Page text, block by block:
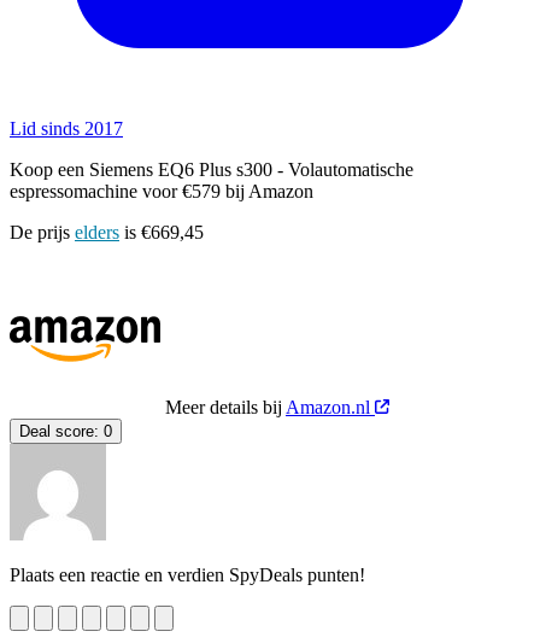
Lid sinds 2017
Koop een Siemens EQ6 Plus s300 - Volautomatische
espressomachine voor €579 bij Amazon
De prijs elders is €669,45
Meer details bij Amazon.nl
Deal score: 0
Plaats een reactie en verdien SpyDeals punten!